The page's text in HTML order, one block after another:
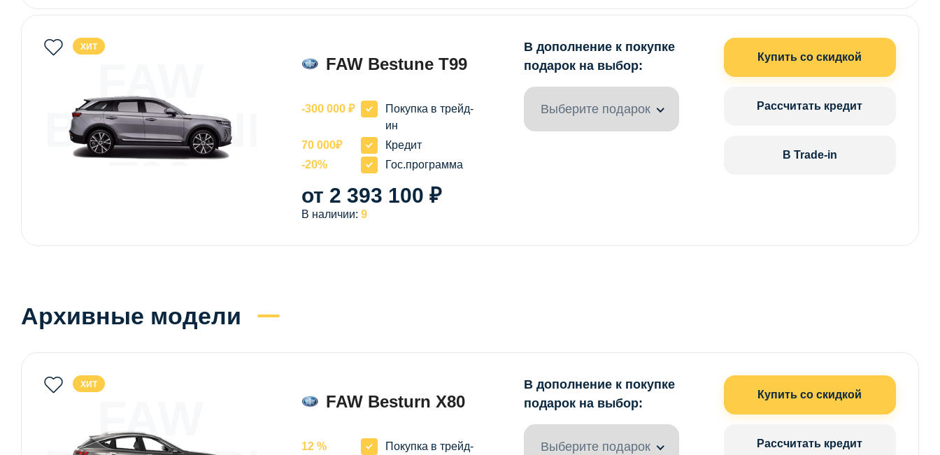
ХИТ
FAW
BESTUNE
FAW Bestune T99
-300 000 ₽
Покупка в трейд-
ин
70 000₽
Кредит
-20%
Гос.программа
от 2 393 100 ₽
В наличии:9
В дополнение к покупке
подарок на выбор:
Выберите подарок
Купить со скидкой
Рассчитать кредит
В Trade-in
Архивные модели
ХИТ
FAW
FAW Besturn X80
12 % Покупка в трейд-
В дополнение к покупке
подарок на выбор:
Выберите подарок
Купить со скидкой
Рассчитать кредит